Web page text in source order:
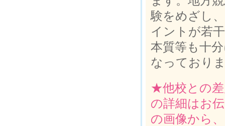
験をめざし
イントが若
本質等も十
なっており
★他校との差
の詳細はお
の画像から